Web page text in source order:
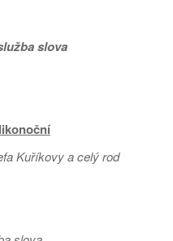
slova
Kuříkovy a celý rod